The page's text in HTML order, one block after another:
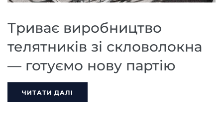
Триває виробництво
телятників зі скловолокна
— готуємо нову партію
ЧИТАТИ ДАЛІ